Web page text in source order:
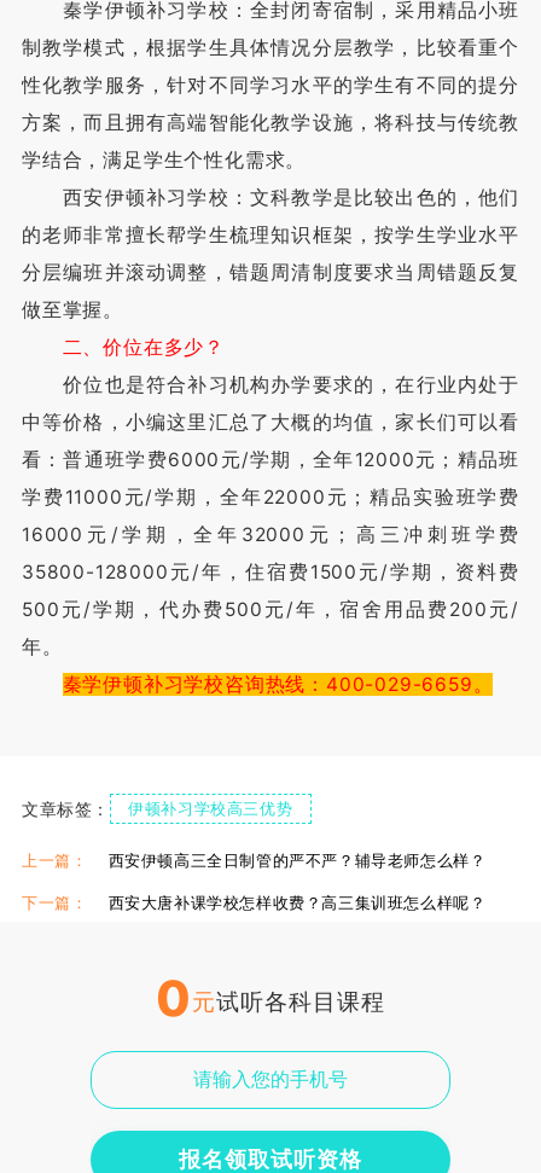
秦学伊顿补习学校：全封闭寄宿制，采用精品小班
制教学模式，根据学生具体情况分层教学，比较看重个
性化教学服务，针对不同学习水平的学生有不同的提分
方案，而且拥有高端智能化教学设施，将科技与传统教
学结合，满足学生个性化需求。
西安伊顿补习学校：文科教学是比较出色的，他们
的老师非常擅长帮学生梳理知识框架，按学生学业水平
分层编班并滚动调整，错题周清制度要求当周错题反复
做至掌握。
二、价位在多少？
价位也是符合补习机构办学要求的，在行业内处于
中等价格，小编这里汇总了大概的均值，家长们可以看
看：普通班学费6000元/学期，全年12000元；精品班
学费11000元/学期，全年22000元；精品实验班学费
16000元/学期，全年32000元；高三冲刺班学费
35800-128000元/年，住宿费1500元/学期，资料费
500元/学期，代办费500元/年，宿舍用品费200元/
年。
秦学伊顿补习学校咨询热线：400-029-6659。
文章标签： 伊顿补习学校高三优势
西安伊顿补习学校热线
上一篇： 西安伊顿高三全日制管的严不严？辅导老师怎么样？
下一篇： 西安大唐补课学校怎样收费？高三集训班怎么样呢？
0元试听各科目课程
报名领取试听资格